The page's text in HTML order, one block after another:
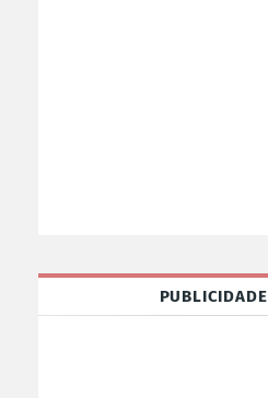
PUBLICIDADE